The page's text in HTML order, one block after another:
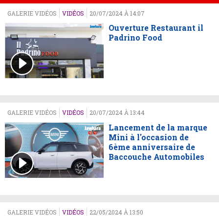
GALERIE VIDÉOS VIDÉOS 20/07/2024 À 14:07
Ouverture Restaurant il
Padrino Food
GALERIE VIDÉOS VIDÉOS 20/07/2024 À 13:44
Lancement de la marque
Mini à l'occasion de
6ème anniversaire de
Baccouche Automobiles
GALERIE VIDÉOS VIDÉOS 22/05/2024 À 13:50